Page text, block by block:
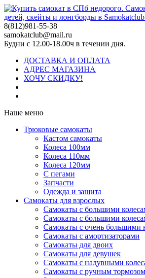
8(812)981-55-38
samokatclub@mail.ru
Будни с 12.00-18.00ч в течении дня.
ДОСТАВКА И ОПЛАТА
АДРЕС МАГАЗИНА
ХОЧУ СКИДКУ!
Наше меню
Трюковые самокаты
Кастом самокаты
Колеса 100мм
Колеса 110мм
Колеса 120мм
С пегами
Запчасти
Одежда и защита
Самокаты для взрослых
Самокаты с большими
Самокаты с большими
Самокаты с очень большими
Самокаты с амортизаторами
Самокаты для двоих
Самокаты для девушек
Самокаты с надувными
Самокаты с ручным тормозом